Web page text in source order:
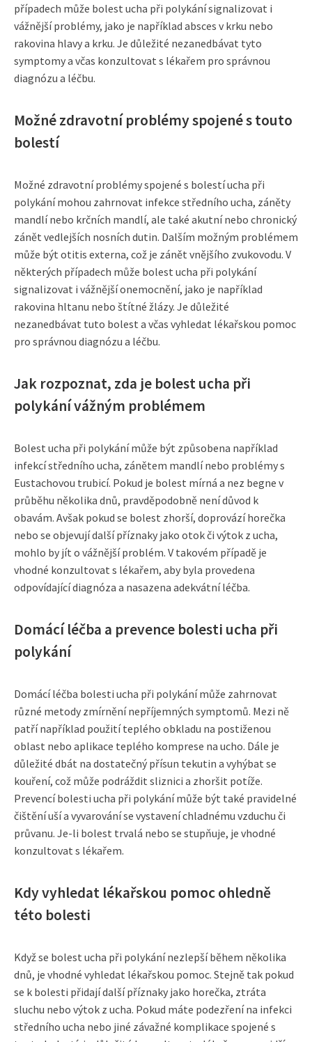
případech může bolest ucha při polykání signalizovat i
vážnější problémy, jako je například absces v krku nebo
rakovina hlavy a krku. Je důležité nezanedbávat tyto
symptomy a včas konzultovat s lékařem pro správnou
diagnózu a léčbu.
Možné zdravotní problémy spojené s touto
bolestí
Možné zdravotní problémy spojené s bolestí ucha při
polykání mohou zahrnovat infekce středního ucha, záněty
mandlí nebo krčních mandlí, ale také akutní nebo chronický
zánět vedlejších nosních dutin. Dalším možným problémem
může být otitis externa, což je zánět vnějšího zvukovodu. V
některých případech může bolest ucha při polykání
signalizovat i vážnější onemocnění, jako je například
rakovina hltanu nebo štítné žlázy. Je důležité
nezanedbávat tuto bolest a včas vyhledat lékařskou pomoc
pro správnou diagnózu a léčbu.
Jak rozpoznat, zda je bolest ucha při
polykání vážným problémem
Bolest ucha při polykání může být způsobena například
infekcí středního ucha, zánětem mandlí nebo problémy s
Eustachovou trubicí. Pokud je bolest mírná a nez begne v
průběhu několika dnů, pravděpodobně není důvod k
obavám. Avšak pokud se bolest zhorší, doprovází horečka
nebo se objevují další příznaky jako otok či výtok z ucha,
mohlo by jít o vážnější problém. V takovém případě je
vhodné konzultovat s lékařem, aby byla provedena
odpovídající diagnóza a nasazena adekvátní léčba.
Domácí léčba a prevence bolesti ucha při
polykání
Domácí léčba bolesti ucha při polykání může zahrnovat
různé metody zmírnění nepříjemných symptomů. Mezi ně
patří například použití teplého obkladu na postiženou
oblast nebo aplikace teplého komprese na ucho. Dále je
důležité dbát na dostatečný přísun tekutin a vyhýbat se
kouření, což může podráždit sliznici a zhoršit potíže.
Prevencí bolesti ucha při polykání může být také pravidelné
čištění uší a vyvarování se vystavení chladnému vzduchu či
průvanu. Je-li bolest trvalá nebo se stupňuje, je vhodné
konzultovat s lékařem.
Kdy vyhledat lékařskou pomoc ohledně
této bolesti
Když se bolest ucha při polykání nezlepší během několika
dnů, je vhodné vyhledat lékařskou pomoc. Stejně tak pokud
se k bolesti přidají další příznaky jako horečka, ztráta
sluchu nebo výtok z ucha. Pokud máte podezření na infekci
středního ucha nebo jiné závažné komplikace spojené s